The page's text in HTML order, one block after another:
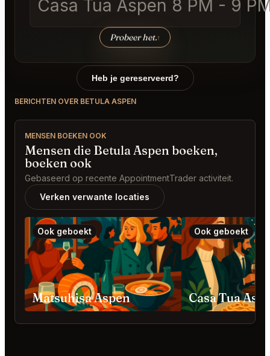
Casa Tua Aspen 8 PM - 9
Probeer het.↑
Heb je gereserveerd?
BERICHTEN OVER BETULA ASPEN
MENSEN BOEKEN OOK
Mensen die Betula Aspen boeken,
boeken ook
Gebaseerd op recente AppointmentTrader activiteit.
Verken verwante locaties
Ook geboekt
Matsuhisa Aspen
Ook geboekt
Casa Tua